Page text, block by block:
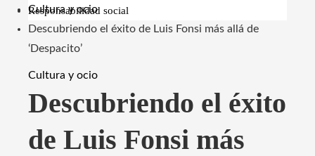
Responsabilidad social
Cultura y ocio
Descubriendo el éxito de Luis Fonsi más allá de
‘Despacito’
Cultura y ocio
Descubriendo el éxito
de Luis Fonsi más